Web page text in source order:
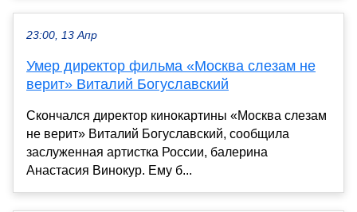
23:00, 13 Апр
Умер директор фильма «Москва слезам не
верит» Виталий Богуславский
Скончался директор кинокартины «Москва слезам
не верит» Виталий Богуславский, сообщила
заслуженная артистка России, балерина
Анастасия Винокур. Ему б...